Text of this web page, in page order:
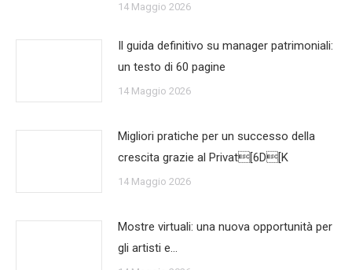
14 Maggio 2026
Il guida definitivo su manager patrimoniali:
un testo di 60 pagine
14 Maggio 2026
Migliori pratiche per un successo della
crescita grazie al Privat[6D[K
14 Maggio 2026
Mostre virtuali: una nuova opportunità per
gli artisti e…